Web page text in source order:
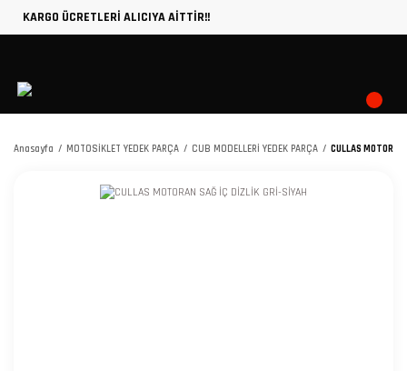
KARGO ÜCRETLERİ ALICIYA AİTTİR!!
Anasayfa MOTOSİKLET YEDEK PARÇA CUB MODELLERİ YEDEK PARÇA CULLAS